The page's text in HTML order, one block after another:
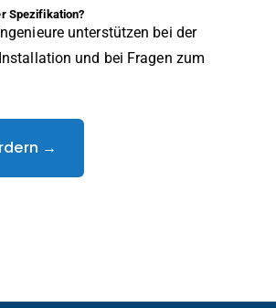
Spezifikation?
unterstützen bei der
und bei Fragen zum
→